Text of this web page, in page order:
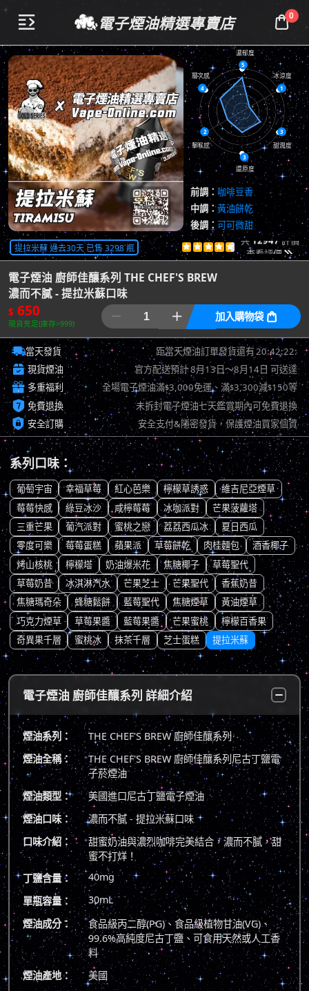
 電子煙油精選專賣店 0
5
1
3
3
2
4
濃郁度
冰涼度
甜潤度
還原度
擊喉感
層次感
前調： 咖啡豆香
中調：黃油餅乾
後調： 可可微甜
提拉米蘇 過去30天 已售 3298 瓶      共12947 評價
查看評價
電子煙油 廚師佳釀系列 THE CHEF'S BREW
濃而不膩 - 提拉米蘇口味
$ 650
現貨充足(庫存>999)
  加入購物袋 
當天發貨 距當天煙油訂單發貨還有20:42:21:20
 現貨煙油 官方配送預計8月13日～8月14日 可送達
 多重福利 全場電子煙油滿$3,000免運、滿$3,300減$150等
 免費退換 未拆封電子煙油七天鑑賞期內可免費退換
 安全訂購 安全支付&隱密發貨，保護煙油買家個資
系列口味：
葡萄宇宙 幸福草莓 紅心芭樂 檸檬草誘惑
維吉尼亞煙草
莓莓快感
綠豆冰沙 咸檸莓莓 冰咖派對
芒果菠蘿塔
三重芒果
葡汽派對 蜜桃之戀 荔荔西瓜冰
夏日西瓜
零度可樂
莓莓蛋糕 蘋果派 草莓餅乾 肉桂麵包
酒香椰子
烤山核桃
檸檬塔 奶油爆米花 焦糖椰子
草莓聖代
草莓奶昔
冰淇淋汽水 芒果芝士 芒果聖代
香蕉奶昔
焦糖瑪奇朵
蜂糖鬆餅 藍莓聖代 焦糖煙草
黃油煙草
巧克力煙草
草莓果醬 藍莓果醬 芒果蜜桃
檸檬百香果
奇異果千層
蜜桃冰 抹茶千層 芝士蛋糕 提拉米蘇
電子煙油 廚師佳釀系列 詳細介紹
煙油系列：
THE CHEF'S BREW 廚師佳釀系列
煙油全稱：
THE CHEF'S BREW 廚師佳釀系列尼古丁鹽電
子菸煙油
煙油類型：
美國進口尼古丁鹽電子煙油
煙油口味：
濃而不膩 - 提拉米蘇口味
口味介紹：
甜蜜奶油與濃烈咖啡完美結合，濃而不膩，甜
蜜不打烊！
丁鹽含量：
40mg
單瓶容量：
30mL
煙油成分：
食品級丙二醇(PG)、食品級植物甘油(VG)、
99.6%高純度尼古丁鹽、可食用天然或人工香
料
煙油產地：
美國